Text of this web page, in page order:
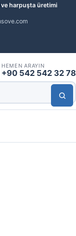
harpuşta üretimi
HEMEN ARAYIN
+90 542 542 32 78